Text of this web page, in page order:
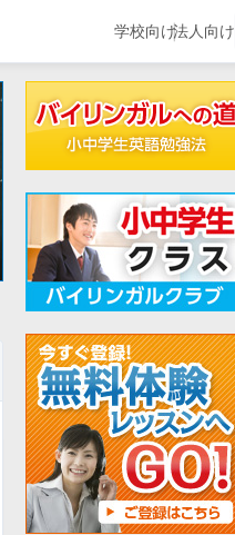
学校向け|法人向け